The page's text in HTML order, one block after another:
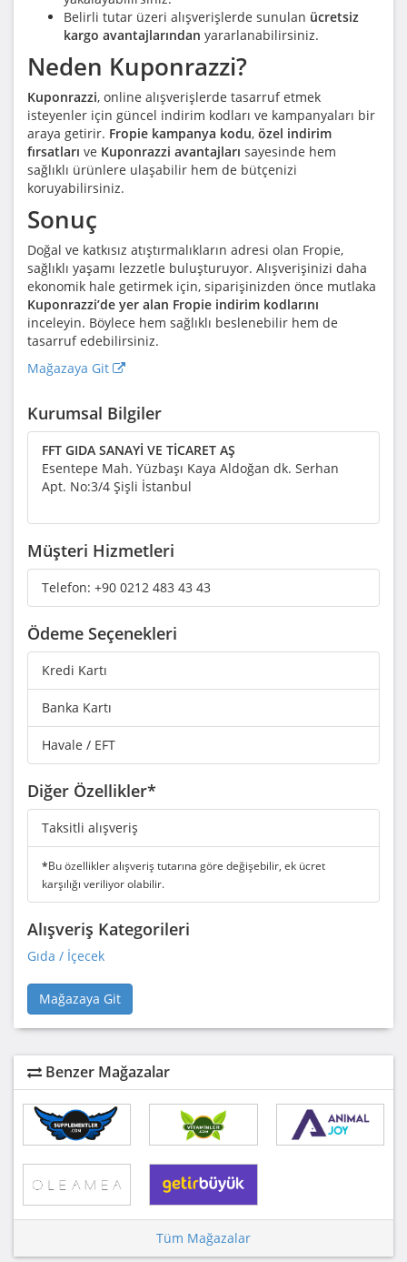
Belirli tutar üzeri alışverişlerde sunulan ücretsiz
kargo avantajlarından yararlanabilirsiniz.
Neden Kuponrazzi?
Kuponrazzi, online alışverişlerde tasarruf etmek
isteyenler için güncel indirim kodları ve kampanyaları bir
araya getirir. Fropie kampanya kodu, özel indirim
fırsatları ve Kuponrazzi avantajları sayesinde hem
sağlıklı ürünlere ulaşabilir hem de bütçenizi
koruyabilirsiniz.
Sonuç
Doğal ve katkısız atıştırmalıkların adresi olan Fropie,
sağlıklı yaşamı lezzetle buluşturuyor. Alışverişinizi daha
ekonomik hale getirmek için, siparişinizden önce mutlaka
Kuponrazzi’de yer alan Fropie indirim kodlarını
inceleyin. Böylece hem sağlıklı beslenebilir hem de
tasarruf edebilirsiniz.
Mağazaya Git
Kurumsal Bilgiler
FFT GIDA SANAYİ VE TİCARET AŞ
Esentepe Mah. Yüzbaşı Kaya Aldoğan dk. Serhan
Apt. No:3/4 Şişli İstanbul
Müşteri Hizmetleri
Telefon: +90 0212 483 43 43
Ödeme Seçenekleri
Kredi Kartı
Banka Kartı
Havale / EFT
Diğer Özellikler*
Taksitli alışveriş
*Bu özellikler alışveriş tutarına göre değişebilir, ek ücret
karşılığı veriliyor olabilir.
Alışveriş Kategorileri
Gıda / İçecek
Mağazaya Git
Benzer Mağazalar
Tüm Mağazalar